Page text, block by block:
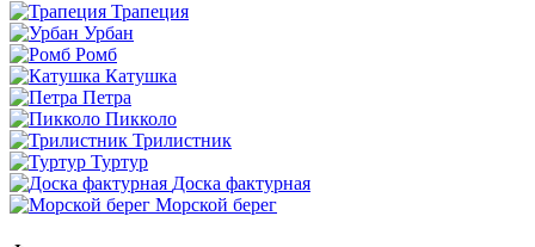
Трапеция
Урбан
Ромб
Катушка
Петра
Пикколо
Трилистник
Туртур
Доска фактурная
Морской берег